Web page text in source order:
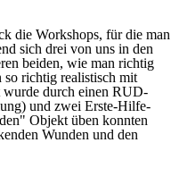
die Workshops, für die man
sich drei von uns in den
beiden, wie man richtig
richtig realistisch mit
durch einen RUD-
und zwei Erste-Hilfe-
Objekt üben konnten
Wunden und den